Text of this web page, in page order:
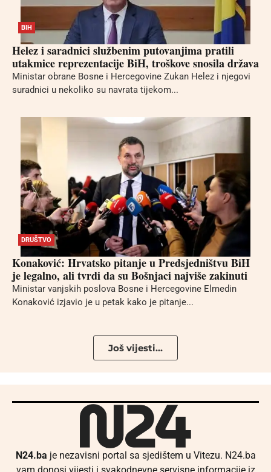
BIH
Helez i saradnici službenim putovanjima pratili
utakmice reprezentacije BiH, troškove snosila država
Ministar obrane Bosne i Hercegovine Zukan Helez i njegovi
suradnici u nekoliko su navrata tijekom...
DRUŠTVO
Konaković: Hrvatsko pitanje u Predsjedništvu BiH
je legalno, ali tvrdi da su Bošnjaci najviše zakinuti
Ministar vanjskih poslova Bosne i Hercegovine Elmedin
Konaković izjavio je u petak kako je pitanje...
Još vijesti...
N24.ba je nezavisni portal sa sjedištem u Vitezu. N24.ba